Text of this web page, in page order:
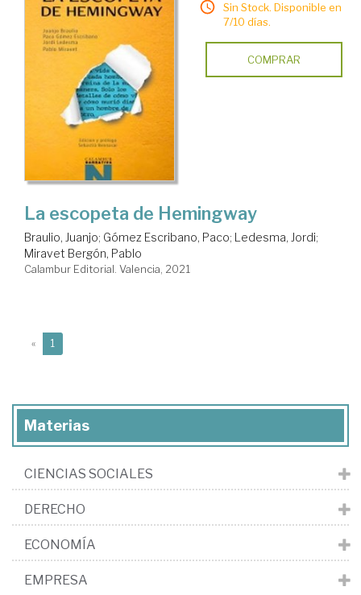
Sin Stock. Disponible en
7/10 días.
COMPRAR
La escopeta de Hemingway
Braulio, Juanjo; Gómez Escribano, Paco; Ledesma, Jordi;
Miravet Bergón, Pablo
Calambur Editorial. Valencia, 2021
« 1
Materias
CIENCIAS SOCIALES
DERECHO
ECONOMÍA
EMPRESA